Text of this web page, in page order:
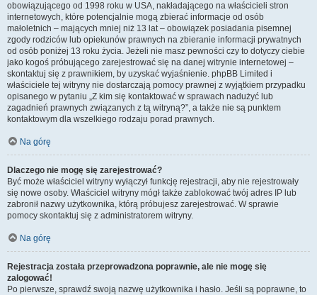
obowiązującego od 1998 roku w USA, nakładającego na właścicieli stron
internetowych, które potencjalnie mogą zbierać informacje od osób
małoletnich – mających mniej niż 13 lat – obowiązek posiadania pisemnej
zgody rodziców lub opiekunów prawnych na zbieranie informacji prywatnych
od osób poniżej 13 roku życia. Jeżeli nie masz pewności czy to dotyczy ciebie
jako kogoś próbującego zarejestrować się na danej witrynie internetowej –
skontaktuj się z prawnikiem, by uzyskać wyjaśnienie. phpBB Limited i
właściciele tej witryny nie dostarczają pomocy prawnej z wyjątkiem przypadku
opisanego w pytaniu „Z kim się kontaktować w sprawach nadużyć lub
zagadnień prawnych związanych z tą witryną?”, a także nie są punktem
kontaktowym dla wszelkiego rodzaju porad prawnych.
Na górę
Dlaczego nie mogę się zarejestrować?
Być może właściciel witryny wyłączył funkcję rejestracji, aby nie rejestrowały
się nowe osoby. Właściciel witryny mógł także zablokować twój adres IP lub
zabronił nazwy użytkownika, którą próbujesz zarejestrować. W sprawie
pomocy skontaktuj się z administratorem witryny.
Na górę
Rejestracja została przeprowadzona poprawnie, ale nie mogę się
zalogować!
Po pierwsze, sprawdź swoją nazwę użytkownika i hasło. Jeśli są poprawne, to